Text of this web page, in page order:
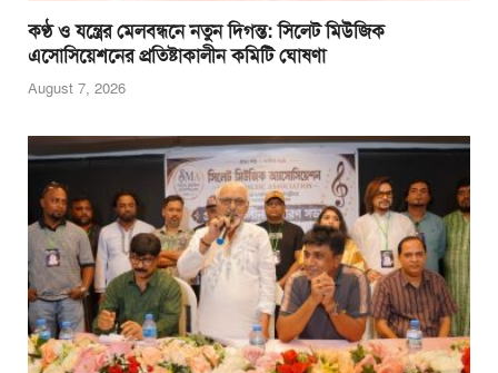
কণ্ঠ ও যন্ত্রের মেলবন্ধনে নতুন দিগন্ত: সিলেট মিউজিক
এসোসিয়েশনের প্রতিষ্টাকালীন কমিটি ঘোষণা
August 7, 2026